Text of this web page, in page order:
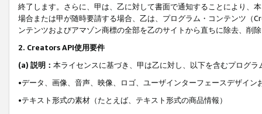
終了します。さらに、甲は、乙に対して書面で通知することにより、
場合または甲が随時要請する場合、乙は、プログラム・コンテンツ（
ンテンツおよびアマゾン商標の全部を乙のサイトから直ちに除去、削
2. Creators API使用要件
(a) 説明： 本ライセンスに基づき、甲は乙に対し、以下を含むプログ
•データ、画像、音声、映像、ロゴ、ユーザインターフェースデザイ
•テキスト形式の素材（たとえば、テキスト形式の商品情報）